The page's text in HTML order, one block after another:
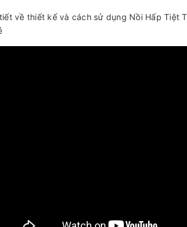
về thiết kế và cách sử dụng Nồi Hấp Tiệt